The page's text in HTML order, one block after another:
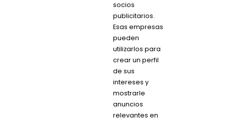
socios
publicitarios.
Esas empresas
pueden
utilizarlos para
crear un perfil
de sus
intereses y
mostrarle
anuncios
relevantes en